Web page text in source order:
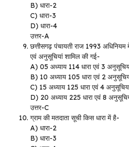
B) धारा-2
C) धारा-3
D) धारा-4
उत्तर-A
छत्तीसगढ़ पंचायती राज 1993 अधिनियम
एवं अनुसूचियां शामिल की गई-
A) 05 अध्याय 114 धारा एवं 3
B) 10 अध्याय 105 धारा एवं 2
C) 15 अध्याय 125 धारा एवं 4
D) 20 अध्याय 225 धारा एवं 8
उत्तर-C
ग्राम की मतदाता सूची किस धारा में है-
A) धारा-2
B) धारा-3